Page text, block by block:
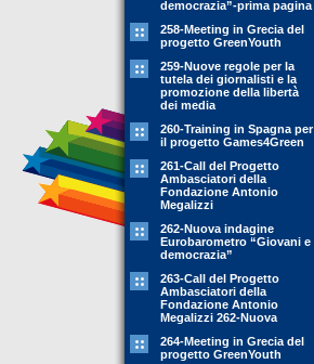
democrazia”-prima pagina
258-Meeting in Grecia del
progetto GreenYouth
259-Nuove regole per la
tutela dei giornalisti e la
promozione della libertà
dei media
260-Training in Spagna per
il progetto Games4Green
261-Call del Progetto
Ambasciatori della
Fondazione Antonio
Megalizzi
262-Nuova indagine
Eurobarometro “Giovani e
democrazia”
263-Call del Progetto
Ambasciatori della
Fondazione Antonio
Megalizzi 262-Nuova
264-Meeting in Grecia del
progetto GreenYouth